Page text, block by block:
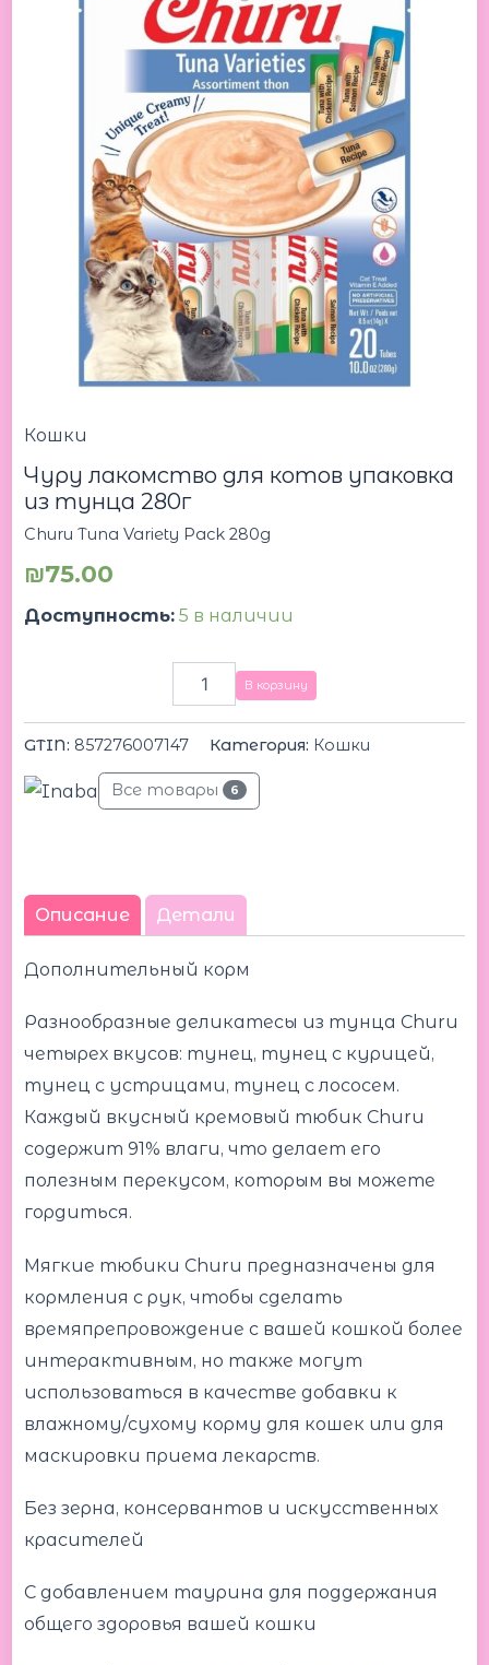
Кошки
Чуру лакомство для котов упаковка
из тунца 280г
Churu Tuna Variety Pack 280g
₪75.00
Доступность: 5 в наличии
Variety
Pack
280g
Чуру
лакомство
для
котов
упаковка
из
тунца
280г
В корзину
GTIN: 857276007147 Категория: Кошки
Все товары 6
Описание Детали
Дополнительный корм
Разнообразные деликатесы из тунца Churu
четырех вкусов: тунец, тунец с курицей,
тунец с устрицами, тунец с лососем.
Каждый вкусный кремовый тюбик Churu
содержит 91% влаги, что делает его
полезным перекусом, которым вы можете
гордиться.
Мягкие тюбики Churu предназначены для
кормления с рук, чтобы сделать
времяпрепровождение с вашей кошкой более
интерактивным, но также могут
использоваться в качестве добавки к
влажному/сухому корму для кошек или для
маскировки приема лекарств.
Без зерна, консервантов и искусственных
красителей
С добавлением таурина для поддержания
общего здоровья вашей кошки